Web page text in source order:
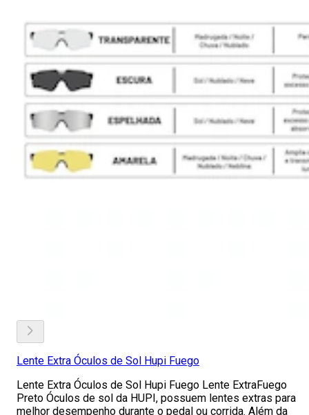
Lente Extra Óculos de Sol Hupi Fuego
Lente Extra Óculos de Sol Hupi Fuego Lente ExtraFuego
Preto Óculos de sol da HUPI, possuem lentes extras para
melhor desempenho durante o pedal ou corrida. Além da